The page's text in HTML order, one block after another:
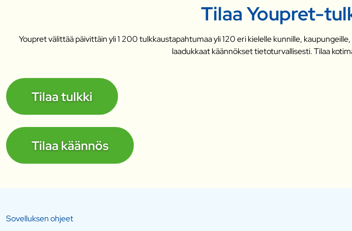
Tilaa Youpret-
Youpret välittää päivittäin yli 1 200 tulkkaustapahtumaa yli 120 eri kielelle kunnille,
laadukkaat käännökset tietoturvallisesti. Tilaa
Tilaa tulkki
Tilaa käännös
Sovelluksen ohjeet